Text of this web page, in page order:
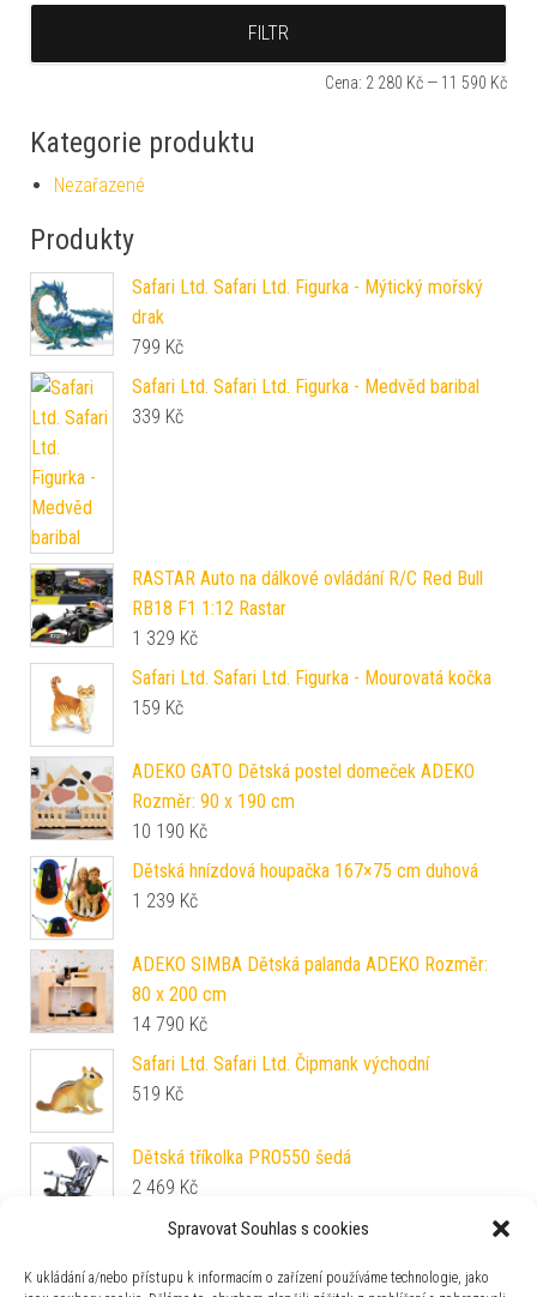
Spravovat Souhlas s cookies
K ukládání a/nebo přístupu k informacím o zařízení používáme technologie, jako
FILTR
Cena: 2 280 Kč — 11 590 Kč
Kategorie produktu
Nezařazené
Produkty
Safari Ltd. Safari Ltd. Figurka - Mýtický mořský
drak
799 Kč
Safari Ltd. Safari Ltd. Figurka - Medvěd baribal
339 Kč
RASTAR Auto na dálkové ovládání R/C Red Bull
RB18 F1 1:12 Rastar
1 329 Kč
Safari Ltd. Safari Ltd. Figurka - Mourovatá kočka
159 Kč
ADEKO GATO Dětská postel domeček ADEKO
Rozměr: 90 x 190 cm
10 190 Kč
Dětská hnízdová houpačka 167×75 cm duhová
1 239 Kč
ADEKO SIMBA Dětská palanda ADEKO Rozměr:
80 x 200 cm
14 790 Kč
Safari Ltd. Safari Ltd. Čipmank východní
519 Kč
Dětská tříkolka PRO550 šedá
2 469 Kč
Rozměr: 80 x 180 cm